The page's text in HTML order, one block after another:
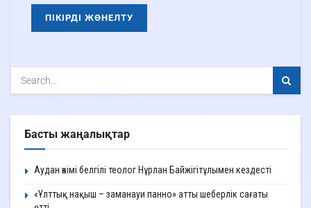
Басты жаңалықтар
Аудан әкімі белгілі теолог Нұрлан Байжігітұлымен кездесті
«Ұлттық нақыш – заманауи панно» атты шеберлік сағаты